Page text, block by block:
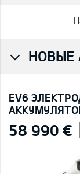
НОВЫЕ
EV6
58 990 €